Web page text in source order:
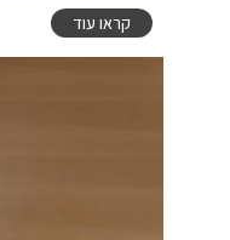
קראו עוד